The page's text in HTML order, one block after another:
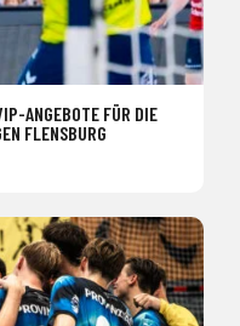
ANGEBOTE FÜR DIE
FLENSBURG